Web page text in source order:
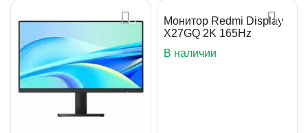
Монитор Redmi Display
X27GQ 2K 165Hz
В наличии